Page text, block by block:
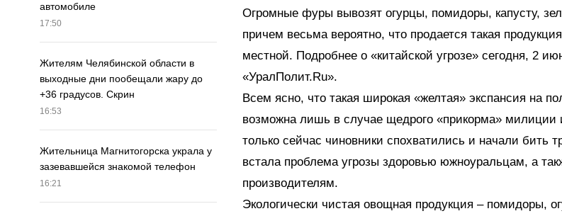
автомобиле
17:50
Жителям Челябинской области в
выходные дни пообещали жару до
+36 градусов. Скрин
16:53
Жительница Магнитогорска украла у
зазевавшейся знакомой телефон
16:21
Огромные фуры вывозят огурцы, помидоры, капусту,
причем весьма вероятно, что продается такая
местной. Подробнее о «китайской угрозе» сегодня, 2
«УралПолит.Ru».
Всем ясно, что такая широкая «желтая» экспансия на
возможна лишь в случае щедрого «прикорма» милиции
только сейчас чиновники спохватились и начали бить
встала проблема угрозы здоровью южноуральцам, а
производителям.
Экологически чистая овощная продукция – помидоры,